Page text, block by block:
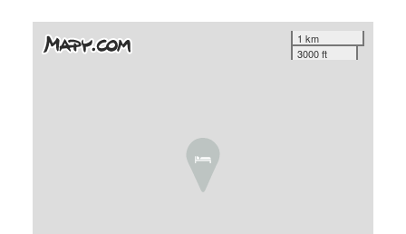
1 km
3000 ft